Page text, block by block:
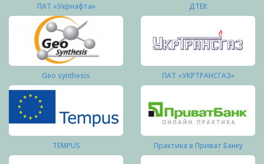
ПАТ «Укрнафта» ДТЕК
Geo synthesis ПАТ «УКРТРАНСГАЗ»
TEMPUS Практика в Приват Банку